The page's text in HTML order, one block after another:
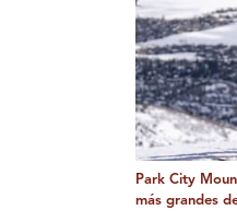
Park City
más grandes